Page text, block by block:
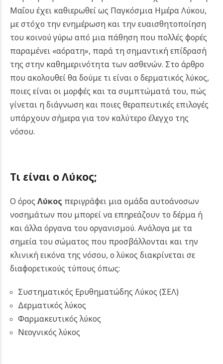
Μαΐου έχει καθιερωθεί ως Παγκόσμια Ημέρα Λύκου,
με στόχο την ενημέρωση και την ευαισθητοποίηση
του κοινού γύρω από μια πάθηση που πολλές φορές
παραμένει «αόρατη», παρά τη σημαντική επίδρασή
της στην καθημερινότητα των ασθενών. Στο άρθρο
που ακολουθεί θα δούμε τι είναι ο δερματικός λύκος,
ποιες είναι οι μορφές και τα συμπτώματά του, πώς
γίνεται η διάγνωση και ποιες θεραπευτικές επιλογές
υπάρχουν σήμερα για τον καλύτερο έλεγχο της
νόσου.
Τι είναι ο Λύκος;
Ο όρος Λύκος περιγράφει μια ομάδα αυτοάνοσων
νοσημάτων που μπορεί να επηρεάζουν το δέρμα ή
και άλλα όργανα του οργανισμού. Ανάλογα με τα
σημεία του σώματος που προσβάλλονται και την
κλινική εικόνα της νόσου, ο λύκος διακρίνεται σε
διαφορετικούς τύπους όπως:
Συστηματικός Ερυθηματώδης Λύκος (ΣΕΛ)
Δερματικός λύκος
Φαρμακευτικός λύκος
Νεογνικός λύκος